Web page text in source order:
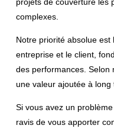
complexes.
Notre priorité absolue
entreprise et le client,
des performances. Selon
une valeur ajoutée à long
Si vous avez un
ravis de vous apporter